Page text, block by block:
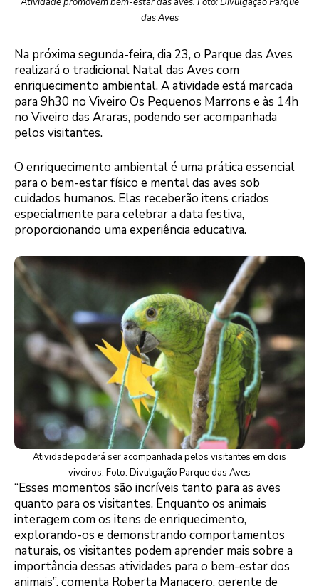
das Aves
Na próxima segunda-feira, dia 23, o Parque das Aves
realizará o tradicional Natal das Aves com
enriquecimento ambiental. A atividade está marcada
para 9h30 no Viveiro Os Pequenos Marrons e às 14h
no Viveiro das Araras, podendo ser acompanhada
pelos visitantes.
O enriquecimento ambiental é uma prática essencial
para o bem-estar físico e mental das aves sob
cuidados humanos. Elas receberão itens criados
especialmente para celebrar a data festiva,
proporcionando uma experiência educativa.
Atividade poderá ser acompanhada pelos visitantes em dois
viveiros. Foto: Divulgação Parque das Aves
“Esses momentos são incríveis tanto para as aves
quanto para os visitantes. Enquanto os animais
interagem com os itens de enriquecimento,
explorando-os e demonstrando comportamentos
naturais, os visitantes podem aprender mais sobre a
importância dessas atividades para o bem-estar dos
animais”, comenta Roberta Manacero, gerente de